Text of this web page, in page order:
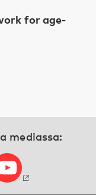
for age-
mediassa: